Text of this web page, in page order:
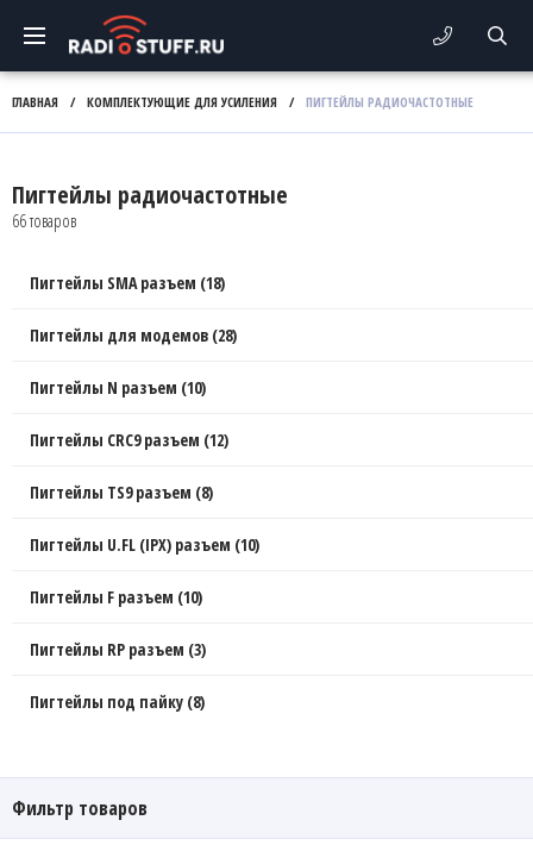
ГЛАВНАЯ / КОМПЛЕКТУЮЩИЕ ДЛЯ УСИЛЕНИЯ / ПИГТЕЙЛЫ РАДИОЧАСТОТНЫЕ
Пигтейлы радиочастотные
66 товаров
Пигтейлы SMA разъем (18)
Пигтейлы для модемов (28)
Пигтейлы N разъем (10)
Пигтейлы CRC9 разъем (12)
Пигтейлы TS9 разъем (8)
Пигтейлы U.FL (IPX) разъем (10)
Пигтейлы F разъем (10)
Пигтейлы RP разъем (3)
Пигтейлы под пайку (8)
Фильтр товаров